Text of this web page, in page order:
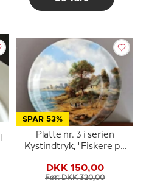
SPAR 53%
Platte nr. 3 i serien
Kystindtryk, "Fiskere på
DKK 150,00
Før: DKK 320,00